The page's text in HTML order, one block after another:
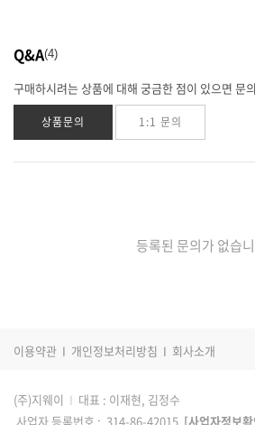
Q&A 4
구매하시려는 상품에 대해 궁금한 점이 있으면 문
상품문의 1:1 문의
등록된 문의가 없습
이용약관 I 개인정보처리방침 I 회사소개
(주)지웨이 I 대표 : 이재현, 김정수
사업자 등록번호 : 314-86-42015 [사업자정보